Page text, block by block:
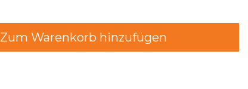
Zum Warenkorb hinzufügen